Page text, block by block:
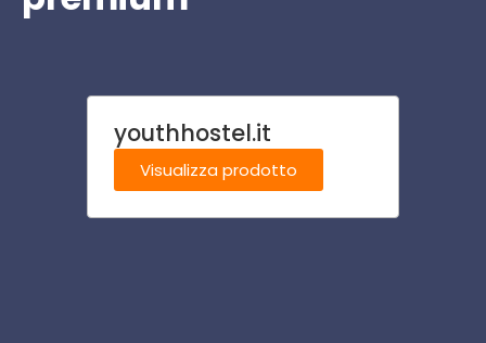
youthhostel.it
Visualizza prodotto